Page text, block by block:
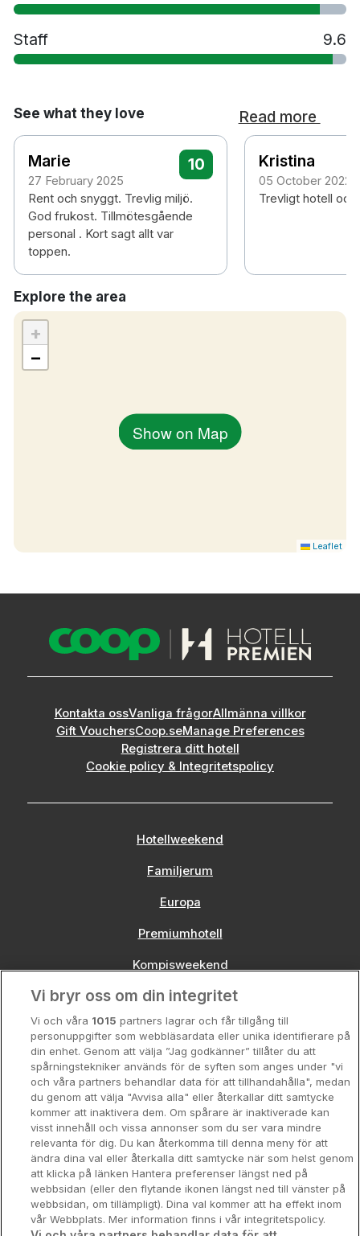
Staff 9.6
See what they love Read more
Marie
27 February 2025
10
Rent och snyggt. Trevlig miljö.
God frukost. Tillmötesgående
personal . Kort sagt allt var
toppen.
Kristina
05 October 2022
Trevligt hotell
Explore the area
Show on Map
+
−
Leaflet
Kontakta ossVanliga frågorAllmänna villkor
Gift VouchersCoop.seManage Preferences
Registrera ditt hotell
Cookie policy & Integritetspolicy
Hotellweekend
Familjerum
Europa
Premiumhotell
Kompisweekend
Storstadsweekend
Hotellrum under 995 kr
Spahotell
Sydsverige
Om Hotellpremien
Nya hotell
Stadsweekend
Vi bryr oss om din integritet
Vi och våra 1015 partners lagrar och får tillgång till
personuppgifter som webbläsardata eller unika identifierare på
din enhet. Genom att välja ”Jag godkänner” tillåter du att
spårningstekniker används för de syften som anges under "vi
och våra partners behandlar data för att tillhandahålla", medan
du genom att välja "Avvisa alla" eller återkallar ditt samtycke
kommer att inaktivera dem. Om spårare är inaktiverade kan
visst innehåll och vissa annonser som du ser vara mindre
relevanta för dig. Du kan återkomma till denna meny för att
ändra dina val eller återkalla ditt samtycke när som helst genom
att klicka på länken Hantera preferenser längst ned på
webbsidan (eller den flytande ikonen längst ned till vänster på
webbsidan, om tillämpligt). Dina val kommer att ha effekt inom
vår Webbplats. Mer information finns i vår integritetspolicy.